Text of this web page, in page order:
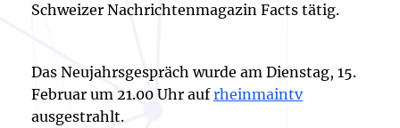
Schweizer Nachrichtenmagazin Facts tätig.
Das Neujahrsgespräch wurde am Dienstag, 15.
Februar um 21.00 Uhr aufrheinmaintv
ausgestrahlt.